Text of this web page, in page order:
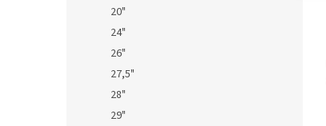
20"
24"
26"
27,5"
28"
29"